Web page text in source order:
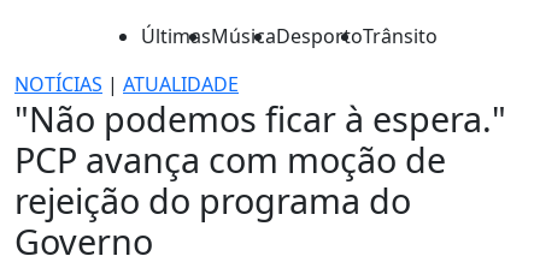
ÚltimasMúsicaDesportoTrânsito
NOTÍCIAS | ATUALIDADE
"Não podemos ficar à espera."
PCP avança com moção de
rejeição do programa do
Governo